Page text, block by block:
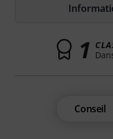
1
Conseil